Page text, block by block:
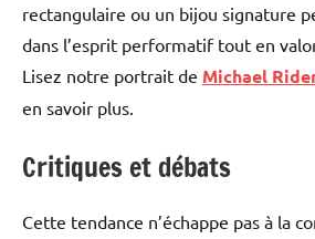
rectangulaire ou un bijou signature
dans l’esprit performatif tout en
Lisez notre portrait de Michael
en savoir plus.
Critiques et débats
Cette tendance n’échappe pas à la